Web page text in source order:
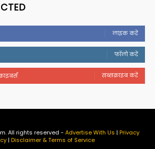
लाइक करें
फॉलो करें
सब्सक्राइब करें
All rights reserved - Advertise With Us | Privacy
| Disclaimer & Terms of Service